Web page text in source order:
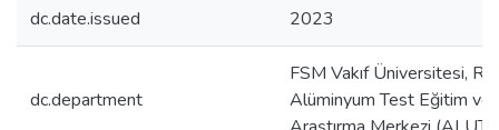
dc.date.issued 2023
dc.department
FSM Vakıf Üniversitesi,
Alüminyum Test Eğitim ve